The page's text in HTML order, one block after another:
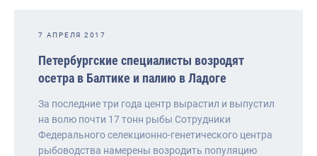
7 АПРЕЛЯ 2017
Петербургские специалисты возродят
осетра в Балтике и палию в Ладоге
За последние три года центр вырастил и выпустил
на волю почти 17 тонн рыбы Сотрудники
Федерального селекционно-генетического центра
рыбоводства намерены возродить популяцию